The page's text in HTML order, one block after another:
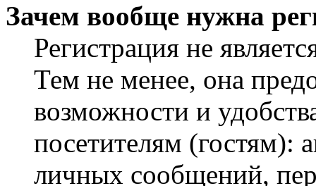
Зачем вообще нужна
Регистрация не
Тем не менее, она
возможности и
посетителям (гостям):
личных сообщений,